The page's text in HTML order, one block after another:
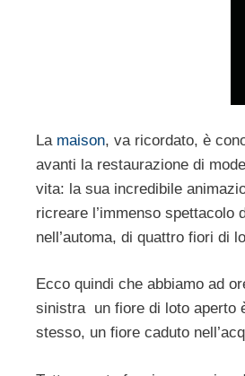
La maison, va ricordato, è
avanti la restaurazione di
vita: la sua incredibile
ricreare l’immenso
nell’automa, di quattro fiori di
Ecco quindi che abbiamo ad
sinistra un fiore di loto aperto
stesso, un fiore caduto